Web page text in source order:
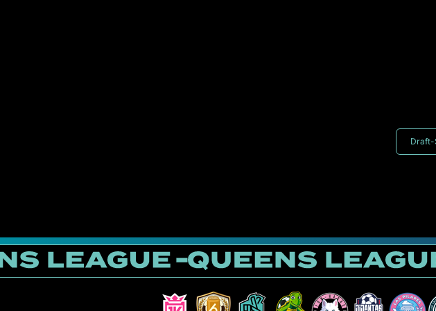
Draft-